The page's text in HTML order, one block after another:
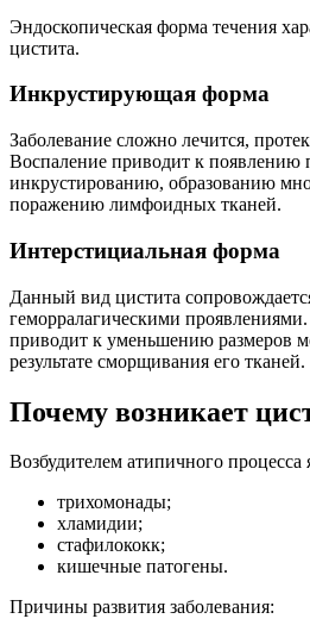
Эндоскопическая форма течения
цистита.
Инкрустирующая форма
Заболевание сложно лечится,
Воспаление приводит к появлению
инкрустированию, образованию
поражению лимфоидных тканей.
Интерстициальная форма
Данный вид цистита
геморралагическими
приводит к уменьшению размеров
результате сморщивания его тканей.
Почему возникает
Возбудителем атипичного процесса
трихомонады;
хламидии;
стафилококк;
кишечные патогены.
Причины развития заболевания: